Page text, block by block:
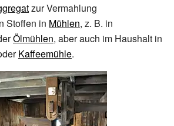
zur Vermahlung
Stoffen in Mühlen, z. B. in
Ölmühlen, aber auch im Haushalt in
Kaffeemühle.